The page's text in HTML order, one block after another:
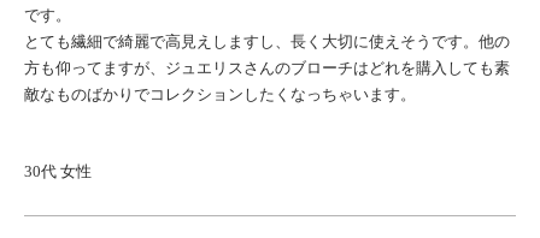
です。
とても繊細で綺麗で高見えしますし、長く大切に使えそうです。他の
方も仰ってますが、ジュエリスさんのブローチはどれを購入しても素
敵なものばかりでコレクションしたくなっちゃいます。
30代 女性